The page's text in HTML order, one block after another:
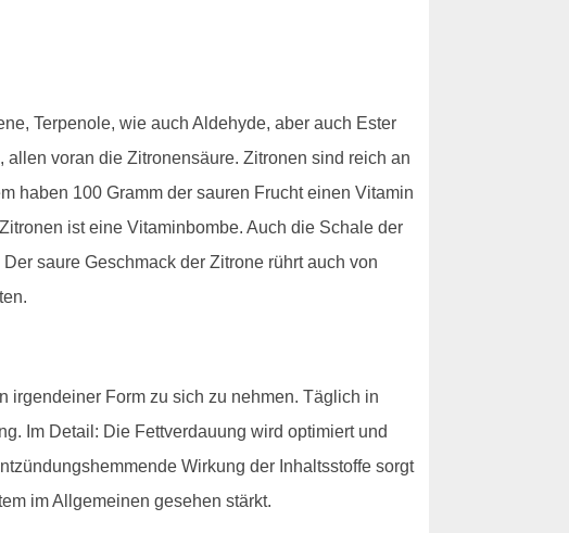
Terpenole, wie auch Aldehyde, aber auch Ester
voran die Zitronensäure. Zitronen sind reich an
haben 100 Gramm der sauren Frucht einen Vitamin
ist eine Vitaminbombe. Auch die Schale der
saure Geschmack der Zitrone rührt auch von
irgendeiner Form zu sich zu nehmen. Täglich in
Im Detail: Die Fettverdauung wird optimiert und
Wirkung der Inhaltsstoffe sorgt
im Allgemeinen gesehen stärkt.